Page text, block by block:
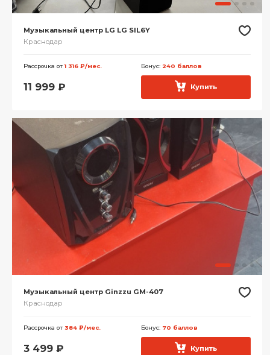
Музыкальный центр LG LG SIL6Y
Краснодар
Рассрочка от1 316 ₽/мес. Бонус: 240 баллов
11 999 ₽ Купить
Музыкальный центр Ginzzu GM-407
Краснодар
Рассрочка от 384 ₽/мес. Бонус: 70 баллов
3 499 ₽ Купить